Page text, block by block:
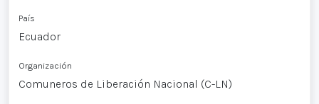
País
Ecuador
Organización
Comuneros de Liberación Nacional (C-LN)